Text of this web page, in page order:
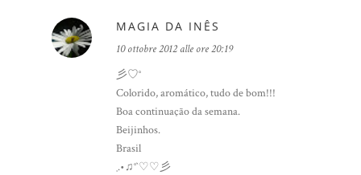
MAGIA DA INÊS
10 ottobre 2012 alle ore 20:19
彡♡°
Colorido, aromático, tudo de bom!!!
Boa continuação da semana.
Beijinhos.
Brasil
¸.•♫°`♡♡彡